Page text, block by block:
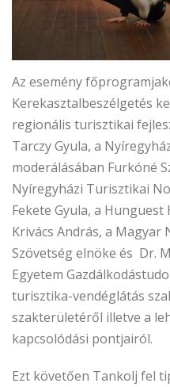
Az esemény
Kerekasztalbeszélgetés
regionális turisztikai
Tarczy Gyula, a
moderálásában Furkóné
Nyíregyházi Turisztikai
Fekete Gyula, a
Krivács András, a Magyar
Szövetség elnöke és Dr.
Egyetem
turisztika-vendéglátás
szakterületéről illetve a
kapcsolódási pontjairól.
Ezt követően Tankolj fel